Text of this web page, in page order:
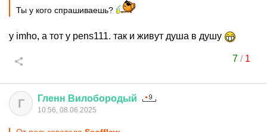
Ты у кого спрашиваешь?
у imho, а тот у pens111. так и живут душа в душу
7/ 1
Г Гленн Вилобородый
10:56, 08.06.2025